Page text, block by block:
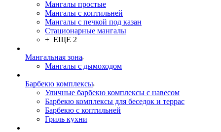
Мангалы простые
Мангалы с коптильней
Мангалы с печкой под казан
Стационарные мангалы
+ ЕЩЕ 2
Мангальная зона
Мангалы с дымоходом
Барбекю комплексы
Уличные барбекю комплексы с навесом
Барбекю комплексы для беседок и террас
Барбекю с коптильней
Гриль кухни